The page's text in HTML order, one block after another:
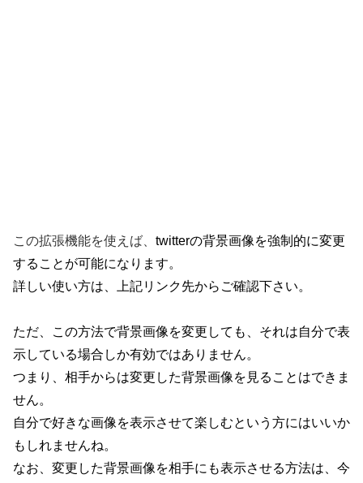
この拡張機能を使えば、 twitterの背景画像を強制的に変更
することが可能になります。
詳しい使い方は、上記リンク先からご確認下さい。
ただ、この方法で背景画像を変更しても、それは自分で表
示している場合しか有効ではありません。
つまり、相手からは変更した背景画像を見ることはできま
せん。
自分で好きな画像を表示させて楽しむという方にはいいか
もしれませんね。
なお、変更した背景画像を相手にも表示させる方法は、今